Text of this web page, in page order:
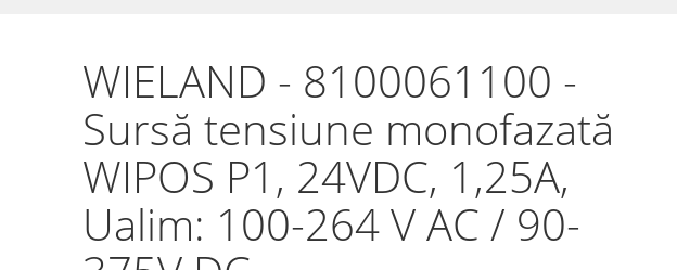
WIELAND - 8100061100 -
Sursă tensiune monofazată
WIPOS P1, 24VDC, 1,25A,
Ualim: 100-264 V AC / 90-